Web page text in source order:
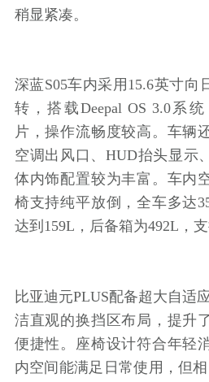
稍显紧凑。
深蓝S05车内采用15.6英寸向
转，搭载Deepal OS 3.0系
片，操作流畅度较高。车辆
空调出风口、HUD抬头显示
体内饰配置较为丰富。车内
椅支持纯平放倒，全车多达
达到159L，后备箱为492L，
比亚迪元PLUS配备超大自适
洁直观的换挡区布局，提升
便捷性。座椅设计符合年轻
内空间能满足日常使用，但相